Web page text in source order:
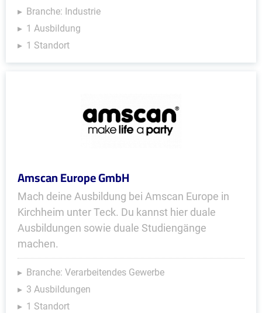
Branche: Industrie
1 Ausbildung
1 Standort
Amscan Europe GmbH
Mach deine Ausbildung bei Amscan Europe in
Kirchheim unter Teck. Du kannst hier duale
Ausbildungen sowie duale Studiengänge
machen.
Branche: Verarbeitendes Gewerbe
3 Ausbildungen
1 Standort